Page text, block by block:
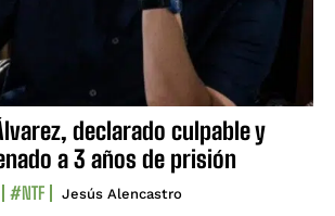
declarado culpable y
a 3 años de prisión
#NTF Jesús Alencastro